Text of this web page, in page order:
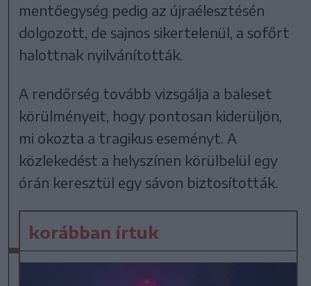
mentőegység pedig az újraélesztésén
dolgozott, de sajnos sikertelenül, a sofőrt
halottnak nyilvánították.
A rendőrség tovább vizsgálja a baleset
körülményeit, hogy pontosan kiderüljön,
mi okozta a tragikus eseményt. A
közlekedést a helyszínen körülbelül egy
órán keresztül egy sávon biztosították.
korábban írtuk